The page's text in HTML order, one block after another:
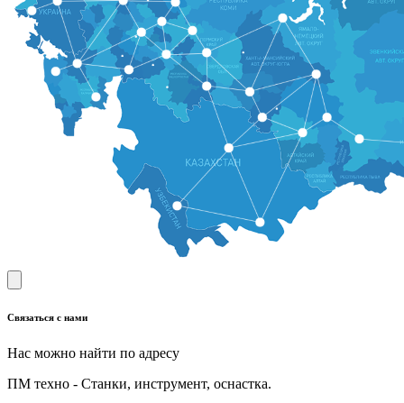
Связаться с нами
Нас можно найти по адресу
ПМ техно - Станки, инструмент, оснастка.